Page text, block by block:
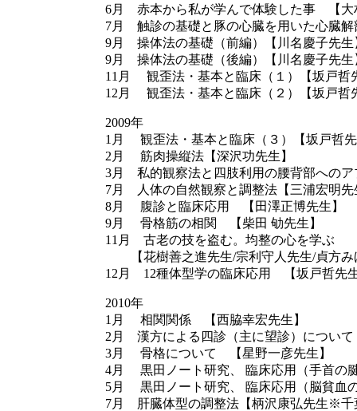
6月 赤本から私が学んで体験した事 【大
7月 触診の基礎と豚の心臓を用いた心臓解
9月 操体法の基礎（前編）【川名慶子先生
9月 操体法の基礎（後編）【川名慶子先
11月 観歪法・基本と臨床（１）【坂戸哲
12月 観歪法・基本と臨床（２）【坂戸哲
2009年
1月 観歪法・基本と臨床（３）【坂戸哲
2月 筋肉操縦法【深沢功先生】
3月 私的観察法と四肢利用の腰背部へのア
7月 人体の自然観察と調整法【三浦宏明
8月 腹診と臨床応用 【田澤正博先生】
9月 骨格筋の相関 【柴田 劬先生】
11月 古老の技を盗む。均整の心を学ぶ
【花樹善之進先生/宗利守人先生/貞方み
12月 12種体型学の臨床応用 【坂戸哲先
2010年
1月 相関関係 【西脇幸宏先生】
2月 漢方による四診（主に望診）について
3月 骨格について 【星野一彦先生】
4月 黒田ノート研究、 臨床応用（手首の
5月 黒田ノート研究、 臨床応用（脳貧血
7月 肝臓体型の調整法【柄沢康弘先生※千